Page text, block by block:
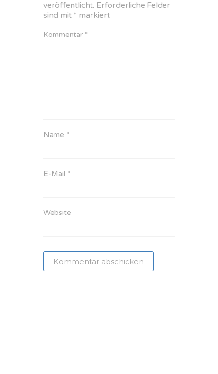
veröffentlicht. Erforderliche Felder
sind mit * markiert
Kommentar *
Name *
E-Mail *
Website